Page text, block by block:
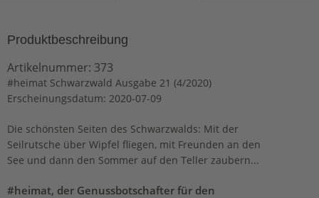
Produktbeschreibung
Artikelnummer: 373
#heimat Schwarzwald Ausgabe 21 (4/2020)
Erscheinungsdatum: 2020-07-09
Die schönsten Seiten des Schwarzwalds: Mit der
Seilrutsche über Wipfel fliegen, mit Freunden an den
See und dann den Sommer auf den Teller zaubern...
#heimat, der Genussbotschafter für den